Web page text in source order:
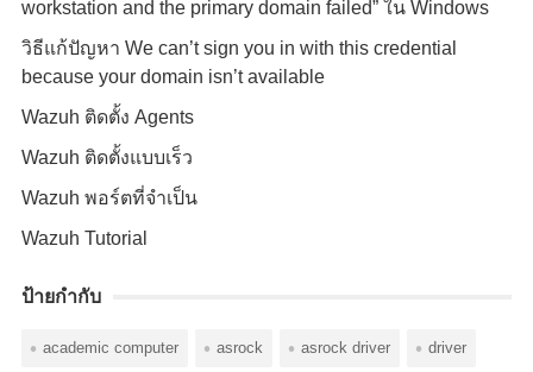
workstation and the primary domain failed” ใน Windows
วิธีแก้ปัญหา We can’t sign you in with this credential
because your domain isn’t available
Wazuh ติดตั้ง Agents
Wazuh ติดตั้งแบบเร็ว
Wazuh พอร์ตที่จำเป็น
Wazuh Tutorial
ป้ายกำกับ
academic computer asrock asrock driver driver